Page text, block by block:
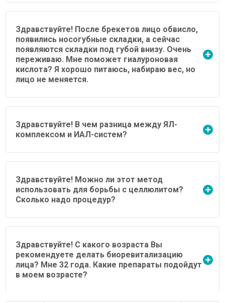
Здравствуйте! После брекетов лицо обвисло,
появились носогубные складки, а сейчас
появляются складки под губой внизу. Очень
переживаю. Мне поможет гиалуроновая
кислота? Я хорошо питаюсь, набираю вес, но
лицо не меняется.
Здравствуйте! В чем разница между ЯЛ-
комплексом и ИАЛ-систем?
Здравствуйте! Можно ли этот метод
использовать для борьбы с целлюлитом?
Сколько надо процедур?
Здравствуйте! С какого возраста Вы
рекомендуете делать биоревитализацию
лица? Мне 32 года. Какие препараты подойдут
в моем возрасте?